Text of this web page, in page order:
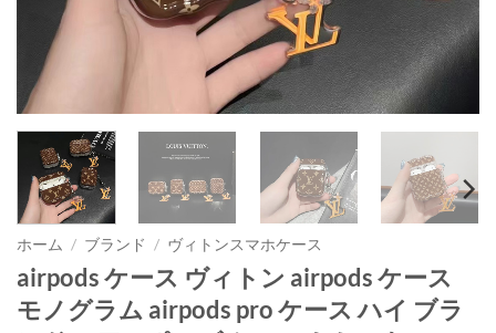
ホーム / ブランド / ヴィトンスマホケース
airpods ケース ヴィトン airpods ケース
モノグラム airpods pro ケース ハイ ブラ